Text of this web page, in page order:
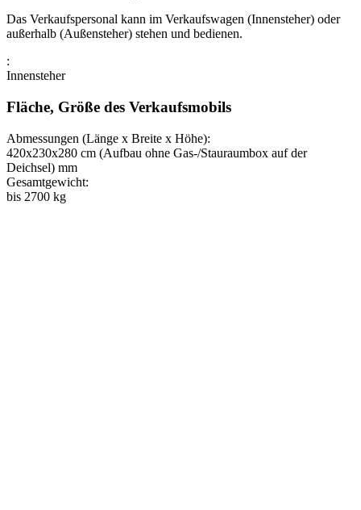
Das Verkaufspersonal kann im Verkaufswagen (Innensteher) oder
außerhalb (Außensteher) stehen und bedienen.
:
Innensteher
Fläche, Größe des Verkaufsmobils
Abmessungen (Länge x Breite x Höhe):
420x230x280 cm (Aufbau ohne Gas-/Stauraumbox auf der
Deichsel) mm
Gesamtgewicht:
bis 2700 kg